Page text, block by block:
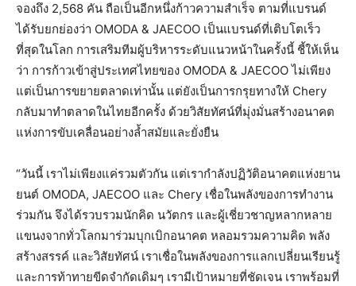
จองถึง 2,568 คัน ถือเป็นอีกหนึ่งก้าวความสำเร็จ ตามที่แบรนด์
ได้รับยกย่องว่า OMODA & JAECOO เป็นแบรนด์ที่เติบโตเร็ว
ที่สุดในโลก การเสริมทีมผู้บริหารระดับแนวหน้าในครั้งนี้ ชี้ให้เห็น
ว่า การก้าวเข้าสู่ประเทศไทยของ OMODA & JAECOO ไม่เพียง
แต่เป็นการขยายตลาดเท่านั้น แต่ยังเป็นการกรุยทางให้ Chery
กลับมาทำตลาดในไทยอีกครั้ง ด้วยวิสัยทัศน์ที่มุ่งมั่นสร้างอนาคต
แห่งการขับเคลื่อนอย่างล้ำสมัยและยั่งยืน
“วันนี้ เราไม่เพียงแค่รวมตัวกัน แต่เรากำลังปฏิวัติอนาคตแห่งยาน
ยนต์ OMODA, JAECOO และ Chery เชื่อในพลังของการทำงาน
ร่วมกัน จึงได้รวบรวมนักคิด นวัตกร และผู้เชี่ยวชาญหลากหลาย
แขนงจากทั่วโลกมาร่วมบุกเบิกอนาคต หลอมรวมความคิด พลัง
สร้างสรรค์ และวิสัยทัศน์ เราเชื่อในพลังของการแลกเปลี่ยนเรียนรู้
และการท้าทายขีดจำกัดเดิมๆ เรามีเป้าหมายที่ชัดเจน เราพร้อมที่